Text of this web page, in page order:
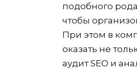
подобного
чтобы
При этом в
оказать не
аудит SEO и